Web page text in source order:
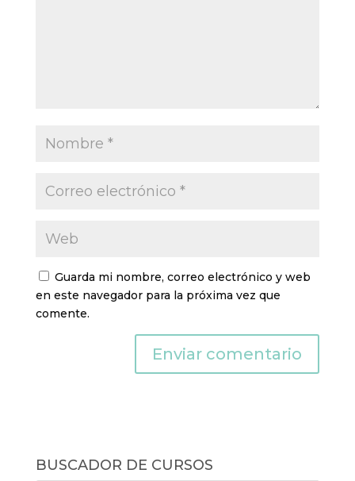
Guarda mi nombre, correo electrónico y web
en este navegador para la próxima vez que
comente.
BUSCADOR DE CURSOS